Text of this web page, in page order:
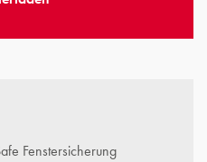
Fenstersicherung